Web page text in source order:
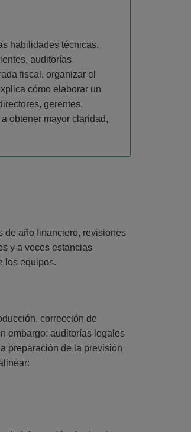
habilidades técnicas.
auditorías
fiscal, organizar el
cómo elaborar un
gerentes,
obtener mayor claridad,
de año financiero, revisiones
y a veces estancias
los equipos.
corrección de
embargo: auditorías legales
preparación de la previsión